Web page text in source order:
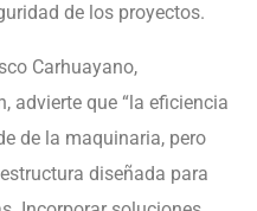
de los proyectos.
Carhuayano,
advierte que “la eficiencia
de la maquinaria, pero
diseñada para